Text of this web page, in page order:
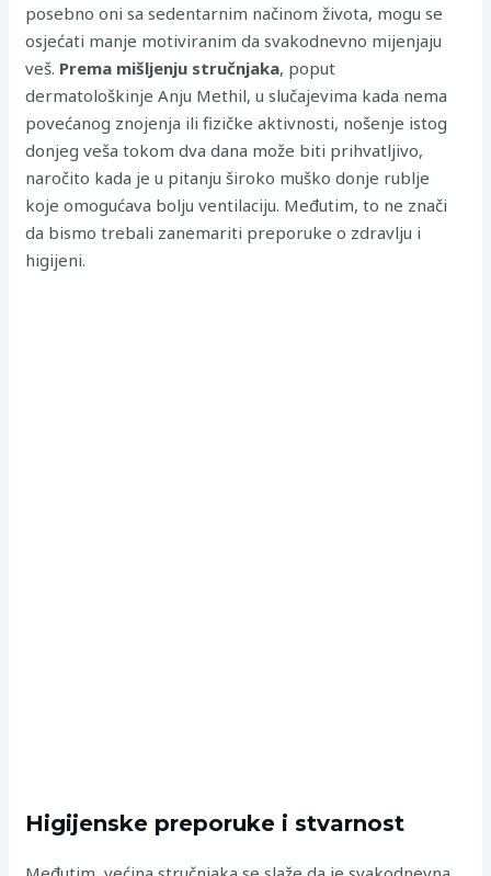
posebno oni sa sedentarnim načinom života, mogu se
osjećati manje motiviranim da svakodnevno mijenjaju
veš. Prema mišljenju stručnjaka, poput
dermatološkinje Anju Methil, u slučajevima kada nema
povećanog znojenja ili fizičke aktivnosti, nošenje istog
donjeg veša tokom dva dana može biti prihvatljivo,
naročito kada je u pitanju široko muško donje rublje
koje omogućava bolju ventilaciju. Međutim, to ne znači
da bismo trebali zanemariti preporuke o zdravlju i
higijeni.
Higijenske preporuke i stvarnost